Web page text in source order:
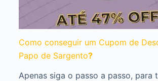
Como conseguir um Cupom de
Papo de Sargento?
Apenas siga o passo a passo, para